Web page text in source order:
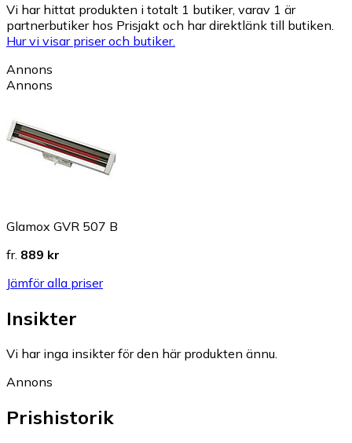
Vi har hittat produkten i totalt 1 butiker, varav 1 är
partnerbutiker hos Prisjakt och har direktlänk till butiken.
Hur vi visar priser och butiker.
Annons
Annons
Glamox GVR 507 B
fr. 889 kr
Jämför alla priser
Insikter
Vi har inga insikter för den här produkten ännu.
Annons
Prishistorik